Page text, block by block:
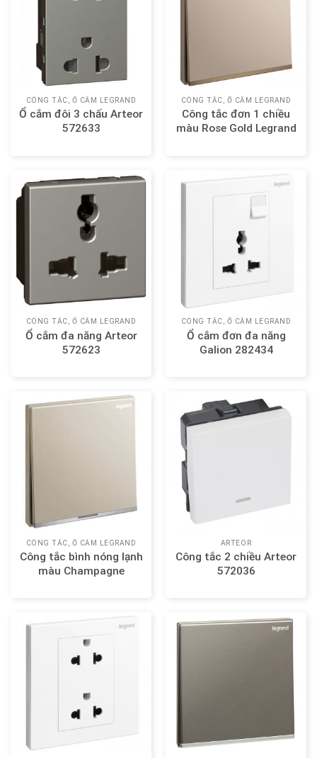
CÔNG TẮC, Ổ CẮM LEGRAND
Ổ cắm đôi 3 chấu Arteor
572633
CÔNG TẮC, Ổ CẮM LEGRAND
Công tắc đơn 1 chiều
màu Rose Gold Legrand
CÔNG TẮC, Ổ CẮM LEGRAND
Ổ cắm đa năng Arteor
572623
CÔNG TẮC, Ổ CẮM LEGRAND
Ổ cắm đơn đa năng
Galion 282434
CÔNG TẮC, Ổ CẮM LEGRAND
Công tắc bình nóng lạnh
màu Champagne
ARTEOR
Công tắc 2 chiều Arteor
572036